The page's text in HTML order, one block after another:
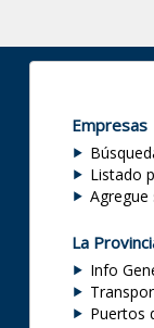
Empresas
Listado
Agregue
La
Info
Puertos